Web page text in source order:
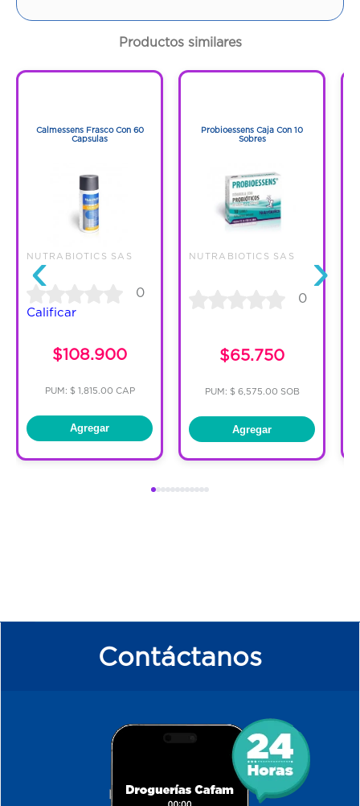
Productos similares
‹
Calmessens Frasco Con 60
Capsulas
NUTRABIOTICS SAS
0
Calificar
$108.900
PUM: $ 1,815.00 CAP
Agregar
Probioessens Caja Con 10
Sobres
NUTRABIOTICS SAS
0
$65.750
PUM: $ 6,575.00 SOB
Agregar
›
Contáctanos